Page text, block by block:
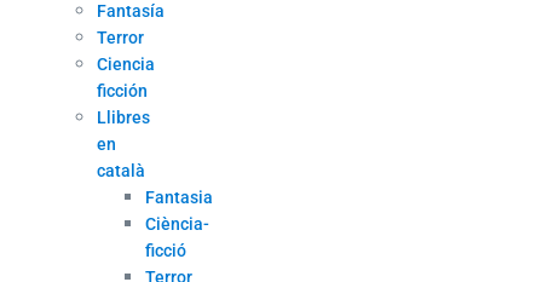
Fantasía
Terror
Ciencia
ficción
Llibres
en
català
Fantasia
Ciència-
ficció
Terror